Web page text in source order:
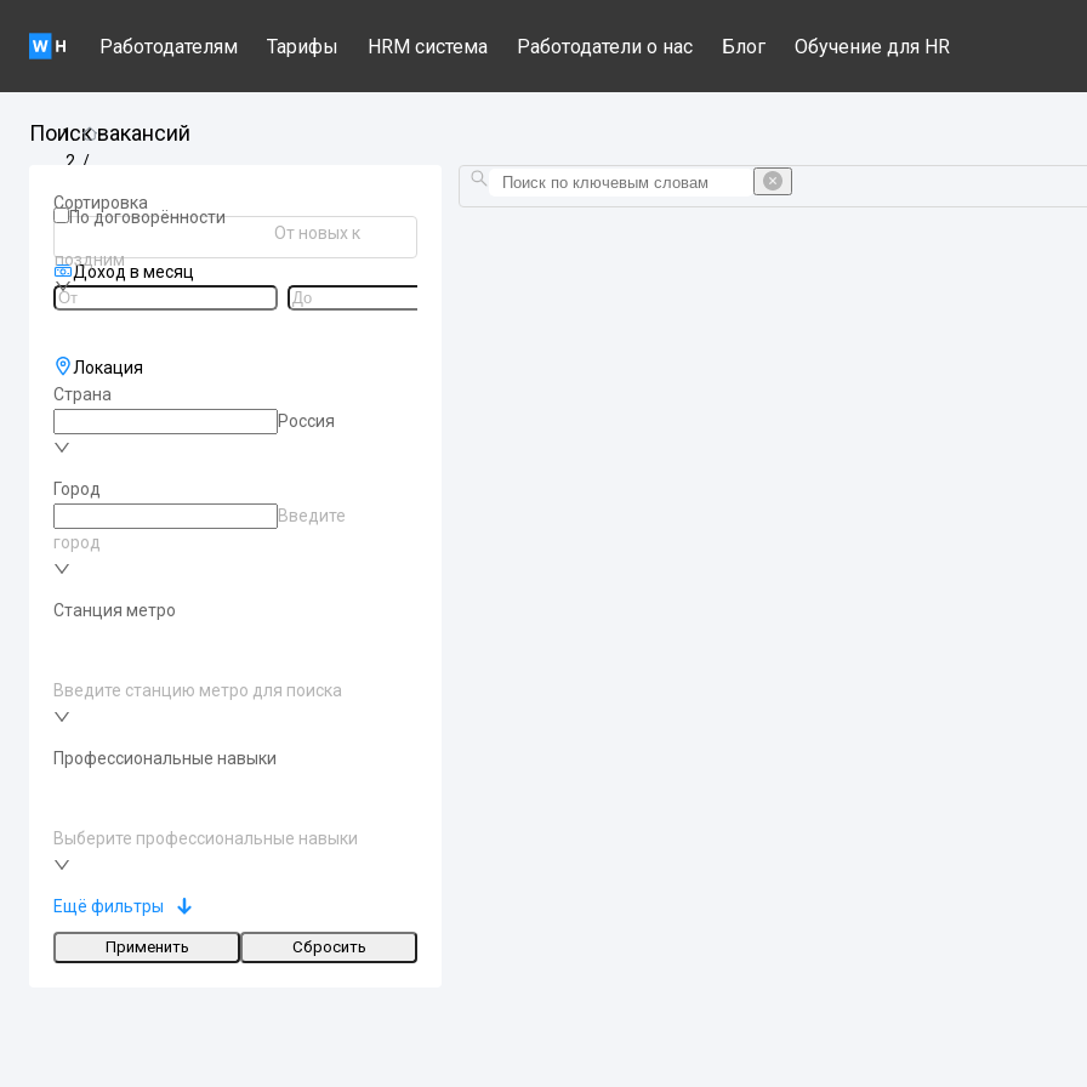
Работодателям Тарифы HRM система Работодатели о нас Блог Обучение для HR
/
/
Поиск вакансий
Сортировка
От новых к
поздним
Доход в месяц
По договорённости
Локация
Страна
Россия
Город
Введите
город
Станция метро
Введите станцию метро для поиска
Профессиональные навыки
Выберите профессиональные навыки
Ещё фильтры
Применить Сбросить